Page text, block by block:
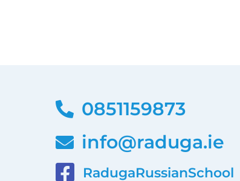
0851159873
info@raduga.ie
RadugaRussianSchool